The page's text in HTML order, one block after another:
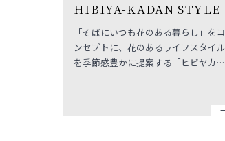
HIBIYA-KADAN STYLE
「そばにいつも花のある暮らし」をコ
ンセプトに、花のあるライフスタイル
を季節感豊かに提案する「ヒビヤカダ